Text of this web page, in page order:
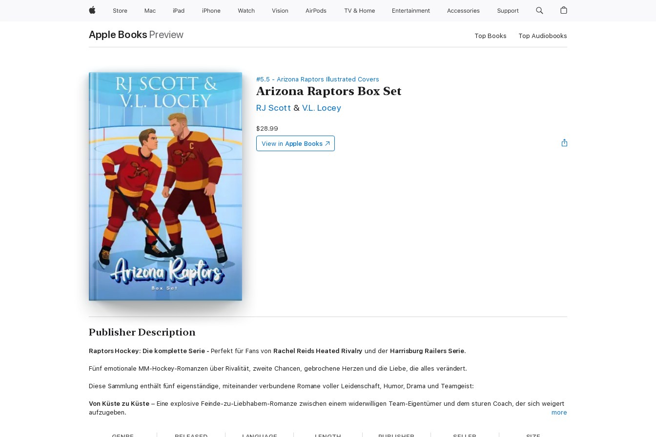
AppleStore Mac iPad iPhone Watch Vision AirPods TV & Home Entertainment Accessories Support
Apple Books Preview Top Books Top Audiobooks
#5.5 - Arizona Raptors Illustrated Covers
Arizona Raptors Box Set
RJ Scott & V.L. Locey
$28.99
View in Apple Books
Publisher Description
Raptors Hockey: Die komplette Serie - Perfekt für Fans von Rachel Reids Heated Rivalry und der Harrisburg Railers Serie.
Fünf emotionale MM-Hockey-Romanzen über Rivalität, zweite Chancen, gebrochene Herzen und die Liebe, die alles verändert.
Diese Sammlung enthält fünf eigenständige, miteinander verbundene Romane voller Leidenschaft, Humor, Drama und Teamgeist:
Von Küste zu Küste– Eine explosive Feinde-zu-Liebhabern-Romanze zwischen einem widerwilligen Team-Eigentümer und dem sturen Coach, der sich weigert
aufzugeben.
more